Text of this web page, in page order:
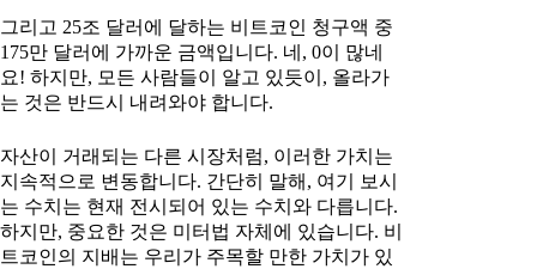
그리고 25조 달러에 달하는 비트코인 청구액 중
175만 달러에 가까운 금액입니다. 네, 0이 많네
요! 하지만, 모든 사람들이 알고 있듯이, 올라가
는 것은 반드시 내려와야 합니다.
자산이 거래되는 다른 시장처럼, 이러한 가치는
지속적으로 변동합니다. 간단히 말해, 여기 보시
는 수치는 현재 전시되어 있는 수치와 다릅니다.
하지만, 중요한 것은 미터법 자체에 있습니다. 비
트코인의 지배는 우리가 주목할 만한 가치가 있